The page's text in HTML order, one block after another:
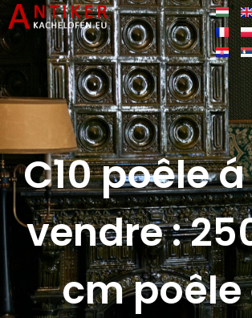
C10 poêle
vendre :
cm poêle